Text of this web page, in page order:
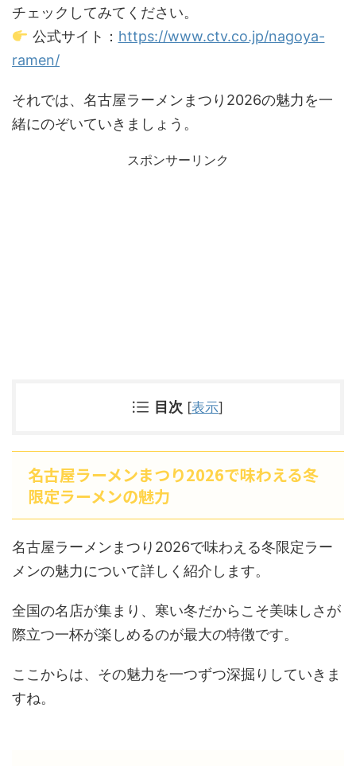
チェックしてみてください。
公式サイト： https://www.ctv.co.jp/nagoya-
ramen/
それでは、名古屋ラーメンまつり2026の魅力を一
緒にのぞいていきましょう。
スポンサーリンク
目次 [表示]
名古屋ラーメンまつり2026で味わえる冬
限定ラーメンの魅力
名古屋ラーメンまつり2026で味わえる冬限定ラー
メンの魅力について詳しく紹介します。
全国の名店が集まり、寒い冬だからこそ美味しさが
際立つ一杯が楽しめるのが最大の特徴です。
ここからは、その魅力を一つずつ深掘りしていきま
すね。